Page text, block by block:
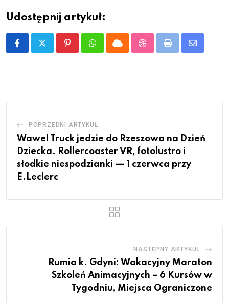
Udostępnij artykuł:
PinterestWhatsappCloud StumbleUpon
Print
Share
POPRZEDNI ARTYKUŁ
Wawel Truck jedzie do Rzeszowa na Dzień
Dziecka. Rollercoaster VR, fotolustro i
słodkie niespodzianki — 1 czerwca przy
E.Leclerc
NASTĘPNY ARTYKUŁ
Rumia k. Gdyni: Wakacyjny Maraton
Szkoleń Animacyjnych – 6 Kursów w
Tygodniu, Miejsca Ograniczone